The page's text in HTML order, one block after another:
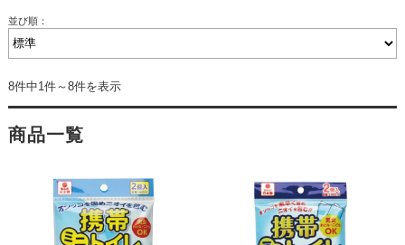
並び順：
8件中1件～8件を表示
商品一覧